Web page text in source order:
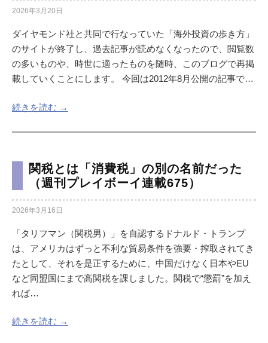
2026年3月20日
ダイヤモンド社と共同で行なっていた「海外投資の歩き方」
のサイトが終了し、過去記事が読めなくなったので、閲覧数
の多いものや、時世に適ったものを随時、このブログで再掲
載していくことにします。 今回は2012年8月公開の記事で…
続きを読む →
関税とは「消費税」の別の名前だった
（週刊プレイボーイ連載675）
2026年3月16日
「タリフマン（関税男）」を自認するドナルド・トランプ
は、アメリカはずっと不利な貿易条件を強要・搾取されてき
たとして、それを是正するために、中国だけなく日本やEU
など同盟国にまで高関税を課しました。関税で“懲罰”を加え
れば…
続きを読む →